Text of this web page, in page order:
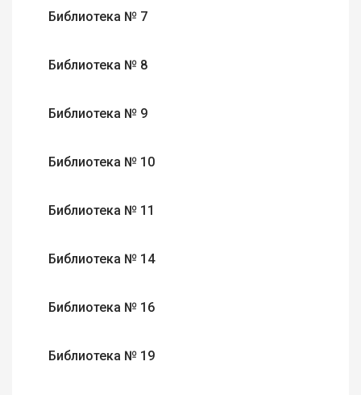
Библиотека № 7
Библиотека № 8
Библиотека № 9
Библиотека № 10
Библиотека № 11
Библиотека № 14
Библиотека № 16
Библиотека № 19